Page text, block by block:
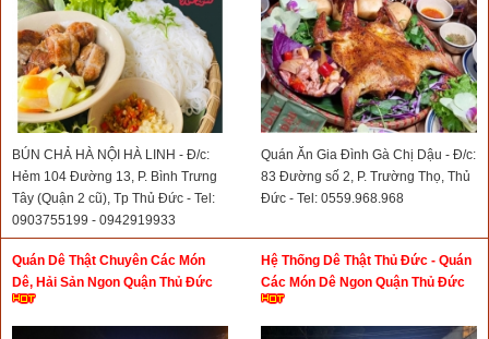
BÚN CHẢ HÀ NỘI HÀ LINH - Đ/c:
Hẻm 104 Đường 13, P. Bình Trưng
Tây (Quận 2 cũ), Tp Thủ Đức - Tel:
0903755199 - 0942919933
Quán Ăn Gia Đình Gà Chị Dậu - Đ/c:
83 Đường số 2, P. Trường Thọ, Thủ
Đức - Tel: 0559.968.968
Quán Dê Thật Chuyên Các Món
Dê, Hải Sản Ngon Quận Thủ Đức
Hệ Thống Dê Thật Thủ Đức - Quán
Các Món Dê Ngon Quận Thủ Đức